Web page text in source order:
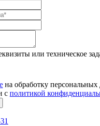
или техническое
на обработку
с политикой